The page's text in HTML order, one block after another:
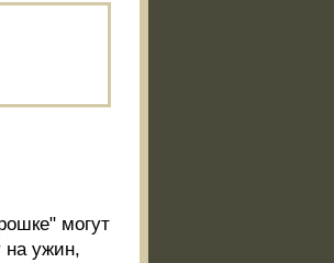
могут
на ужин,